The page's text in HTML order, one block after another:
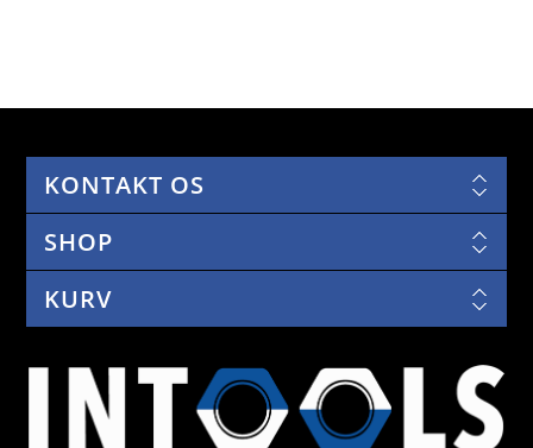
KONTAKT OS
SHOP
KURV